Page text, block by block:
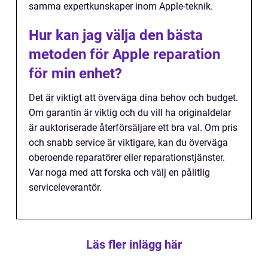
samma expertkunskaper inom Apple-teknik.
Hur kan jag välja den bästa
metoden för Apple reparation
för min enhet?
Det är viktigt att överväga dina behov och budget.
Om garantin är viktig och du vill ha originaldelar
är auktoriserade återförsäljare ett bra val. Om pris
och snabb service är viktigare, kan du överväga
oberoende reparatörer eller reparationstjänster.
Var noga med att forska och välj en pålitlig
serviceleverantör.
Läs fler inlägg här